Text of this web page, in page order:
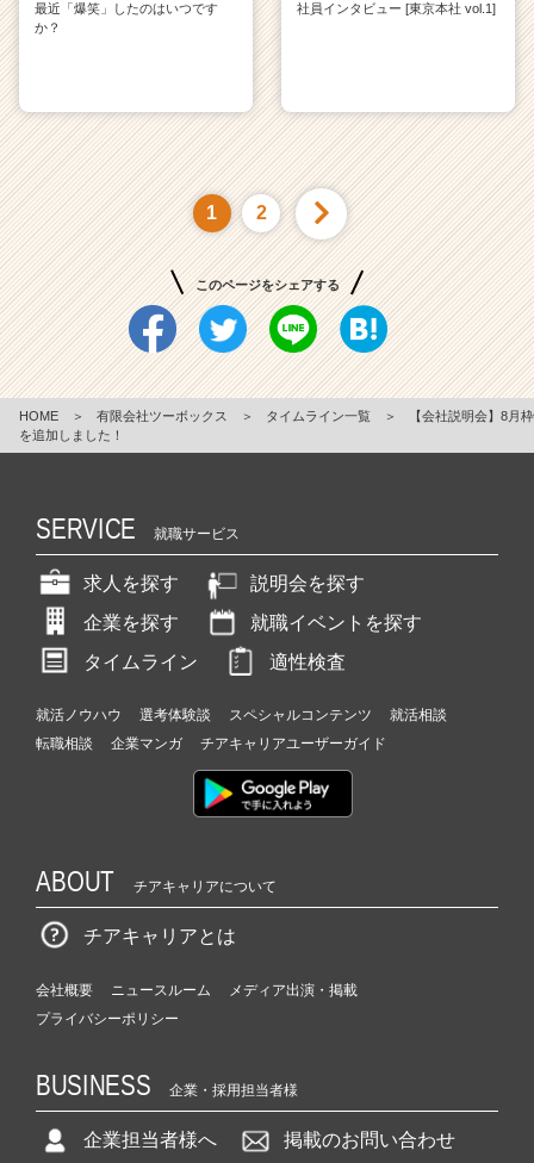
最近「爆笑」したのはいつです
か？
社員インタビュー [東京本社 vol.1]
1 2
このページをシェアする
HOME ＞ 有限会社ツーボックス ＞ タイムライン一覧 ＞
【会社説明会】8月枠
を追加しました！
SERVICE 就職サービス
求人を探す
説明会を探す
企業を探す
就職イベントを探す
タイムライン
適性検査
就活ノウハウ 選考体験談 スペシャルコンテンツ
就活相談
転職相談
企業マンガ チアキャリアユーザーガイド
ABOUT チアキャリアについて
チアキャリアとは
会社概要 ニュースルーム
メディア出演・掲載
プライバシーポリシー
BUSINESS 企業・採用担当者様
企業担当者様へ 掲載のお問い合わせ